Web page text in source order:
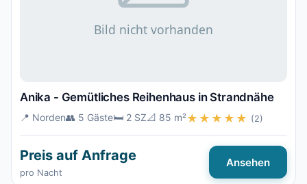
Anika - Gemütliches Reihenhaus in Strandnähe
📍 Norden👥 5 Gäste🛏️ 2 SZ📐 85 m²★★★★★ (2)
Preis auf Anfrage
pro Nacht
Ansehen